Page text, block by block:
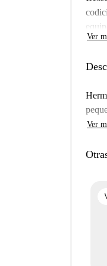
Ver
Ver